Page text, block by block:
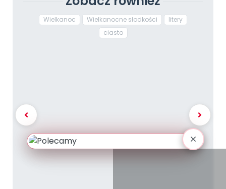
Wielkanoc Wielkanocne słodkości
litery
ciasto